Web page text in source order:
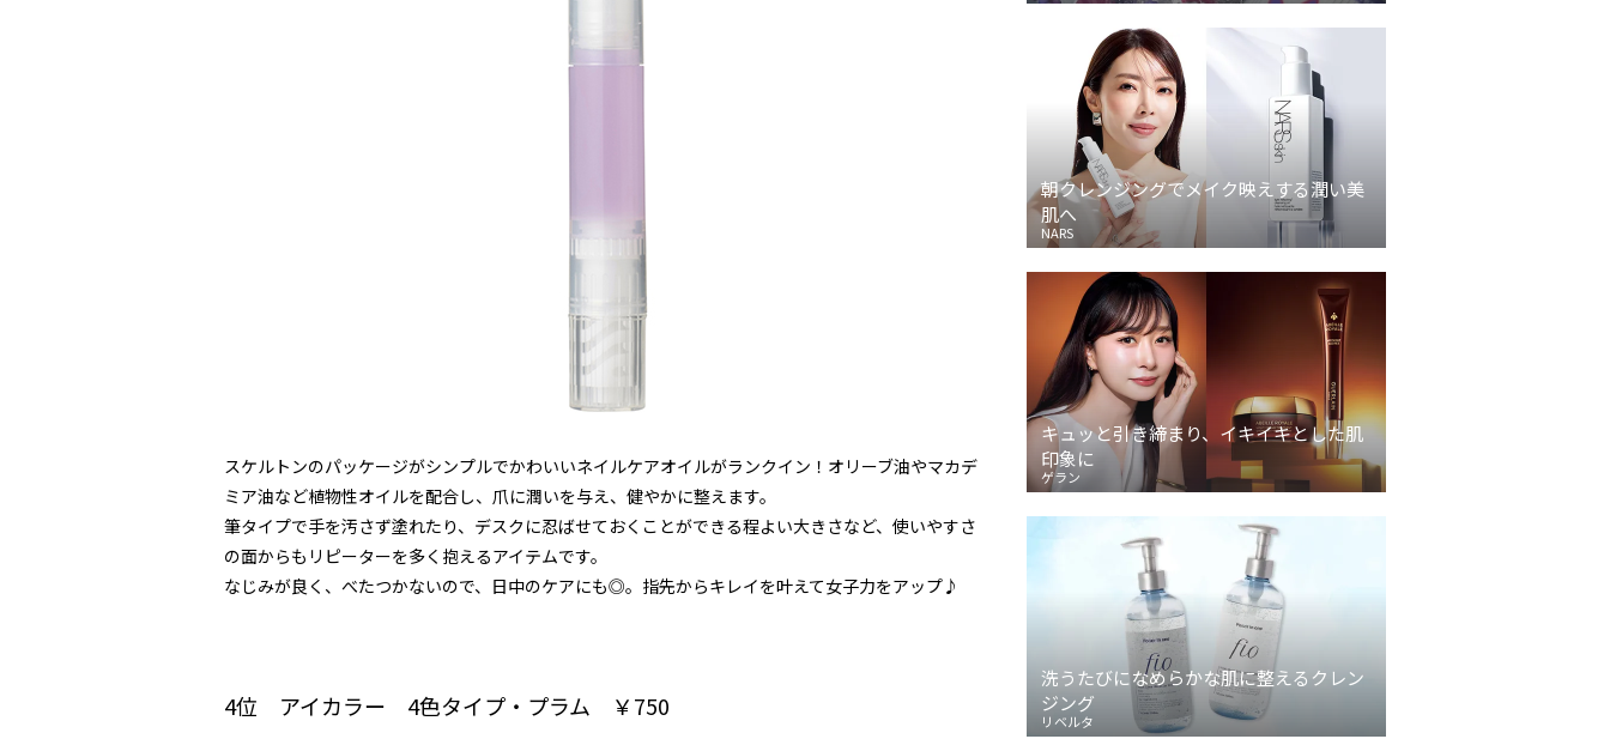
スケルトンのパッケージがシンプルでかわいいネイルケアオイルがランクイン！オリーブ油やマカデ
ミア油など植物性オイルを配合し、爪に潤いを与え、健やかに整えます。
筆タイプで手を汚さず塗れたり、デスクに忍ばせておくことができる程よい大きさなど、使いやすさ
の面からもリピーターを多く抱えるアイテムです。
なじみが良く、べたつかないので、日中のケアにも◎。指先からキレイを叶えて女子力をアップ♪
4位 アイカラー 4色タイプ・プラム ￥750
朝クレンジングでメイク映えする潤い美
肌へ
NARS
キュッと引き締まり、イキイキとした肌
印象に
ゲラン
洗うたびになめらかな肌に整えるクレン
ジング
リベルタ